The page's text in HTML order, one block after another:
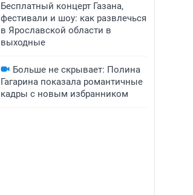
Бесплатный концерт Газана,
фестивали и шоу: как развлечься
в Ярославской области в
выходные
Больше не скрывает: Полина
Гагарина показала романтичные
кадры с новым избранником